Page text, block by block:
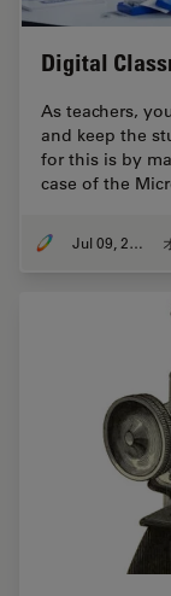
Digital
As teachers,
and keep the
for this is by
case of the
Jul 09, 2019